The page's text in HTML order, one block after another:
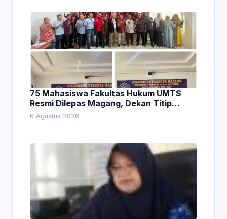
75 Mahasiswa Fakultas Hukum UMTS
Resmi Dilepas Magang, Dekan Titip
Empat Pesan Penting
6 Agustus 2026